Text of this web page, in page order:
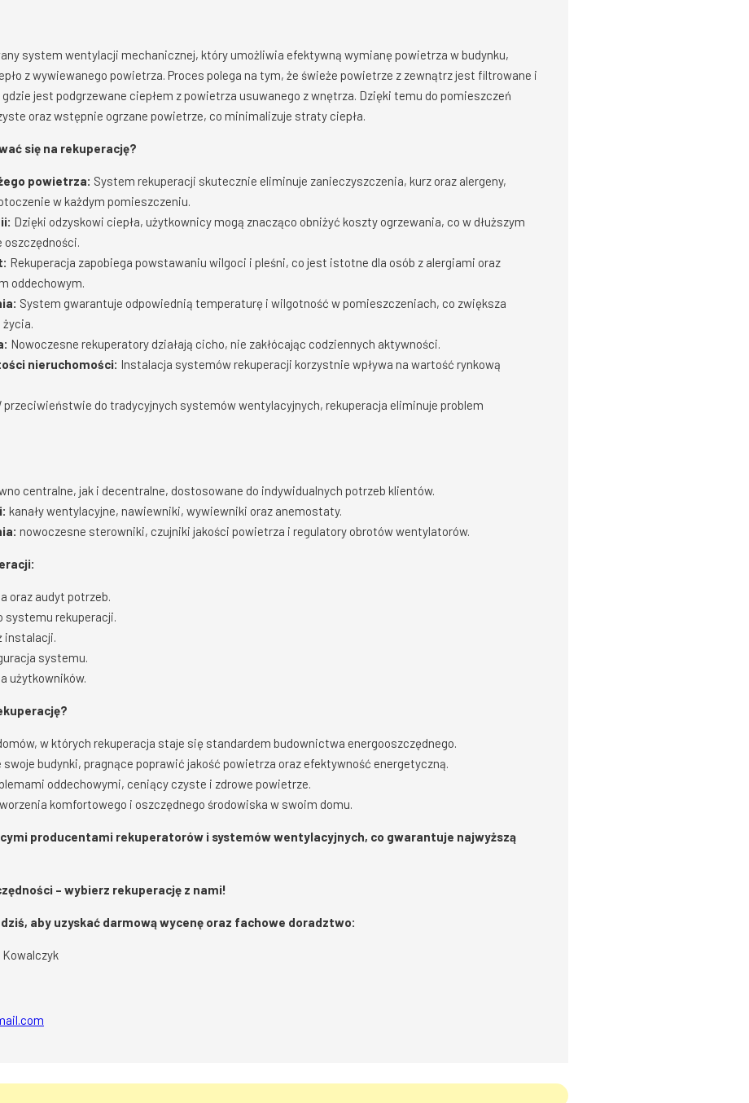
system wentylacji mechanicznej, który umożliwia efektywną wymianę powietrza w budynku,
z wywiewanego powietrza. Proces polega na tym, że świeże powietrze z zewnątrz jest filtrowane i
jest podgrzewane ciepłem z powietrza usuwanego z wnętrza. Dzięki temu do pomieszczeń
oraz wstępnie ogrzane powietrze, co minimalizuje straty ciepła.
się na rekuperację?
powietrza: System rekuperacji skutecznie eliminuje zanieczyszczenia, kurz oraz alergeny,
w każdym pomieszczeniu.
Dzięki odzyskowi ciepła, użytkownicy mogą znacząco obniżyć koszty ogrzewania, co w dłuższym
oszczędności.
Rekuperacja zapobiega powstawaniu wilgoci i pleśni, co jest istotne dla osób z alergiami oraz
oddechowym.
System gwarantuje odpowiednią temperaturę i wilgotność w pomieszczeniach, co zwiększa
Nowoczesne rekuperatory działają cicho, nie zakłócając codziennych aktywności.
nieruchomości: Instalacja systemów rekuperacji korzystnie wpływa na wartość rynkową
przeciwieństwie do tradycyjnych systemów wentylacyjnych, rekuperacja eliminuje problem
centralne, jak i decentralne, dostosowane do indywidualnych potrzeb klientów.
kanały wentylacyjne, nawiewniki, wywiewniki oraz anemostaty.
nowoczesne sterowniki, czujniki jakości powietrza i regulatory obrotów wentylatorów.
oraz audyt potrzeb.
systemu rekuperacji.
instalacji.
systemu.
użytkowników.
w których rekuperacja staje się standardem budownictwa energooszczędnego.
swoje budynki, pragnące poprawić jakość powietrza oraz efektywność energetyczną.
oddechowymi, ceniący czyste i zdrowe powietrze.
komfortowego i oszczędnego środowiska w swoim domu.
producentami rekuperatorów i systemów wentylacyjnych, co gwarantuje najwyższą
– wybierz rekuperację z nami!
aby uzyskać darmową wycenę oraz fachowe doradztwo: